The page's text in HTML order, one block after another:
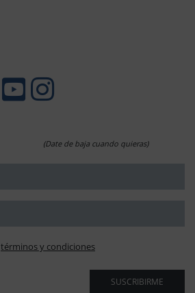
(Date de baja cuando quieras)
términos y condiciones
SUSCRIBIRME